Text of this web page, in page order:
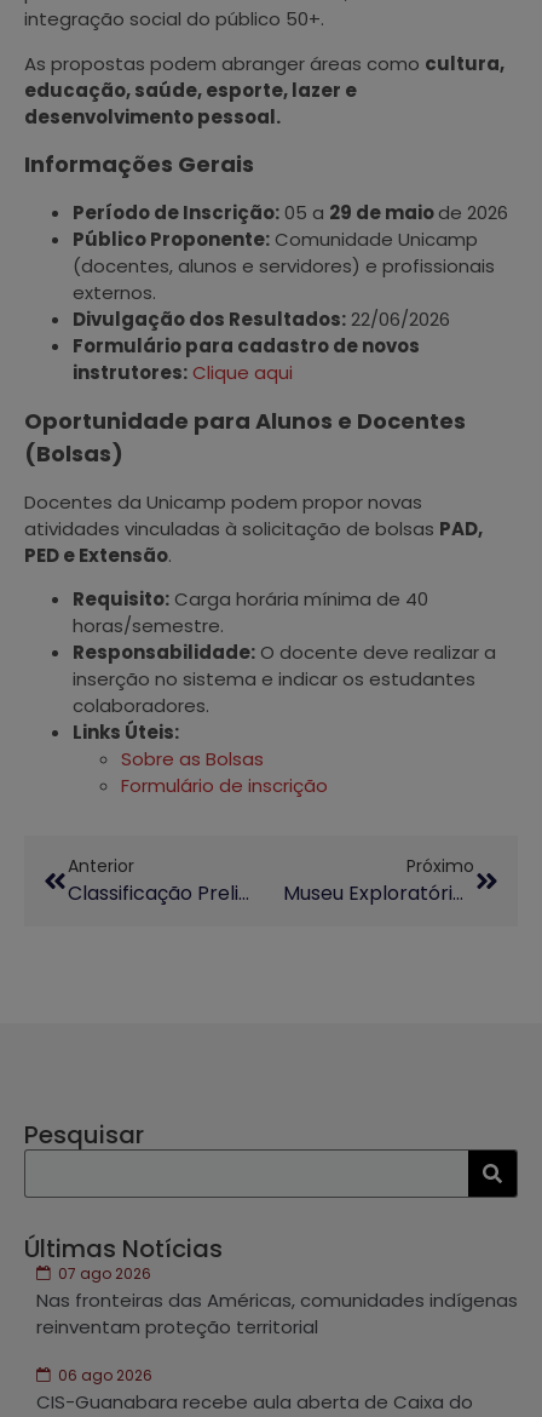
integração social do público 50+.
As propostas podem abranger áreas como cultura,
educação, saúde, esporte, lazer e
desenvolvimento pessoal.
Informações Gerais
Período de Inscrição:05 a 29 de maiode 2026
Público Proponente: Comunidade Unicamp
(docentes, alunos e servidores) e profissionais
externos.
Divulgação dos Resultados:22/06/2026
Formulário para cadastro de novos
instrutores: Clique aqui
Oportunidade para Alunos e Docentes
(Bolsas)
Docentes da Unicamp podem propor novas
atividades vinculadas à solicitação de bolsas PAD,
PED e Extensão.
Requisito: Carga horária mínima de 40
horas/semestre.
Responsabilidade: O docente deve realizar a
inserção no sistema e indicar os estudantes
colaboradores.
Links Úteis:
Sobre as Bolsas
Formulário de inscrição
Anterior
Classificação Preliminar Dos Editais De Apoio A Projetos De Extensão Da ProEEC
Próximo
Museu Exploratório Abre Inscrições Para Nova Edição Do Cartas Exploratórias De Ciências
Pesquisar
Últimas Notícias
07 ago 2026
Nas fronteiras das Américas, comunidades indígenas
reinventam proteção territorial
06 ago 2026
CIS-Guanabara recebe aula aberta de Caixa do